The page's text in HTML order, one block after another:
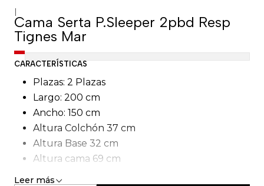
|
Cama Serta P.Sleeper 2pbd Resp
Tignes Mar
CARACTERÍSTICAS
Plazas: 2 Plazas
Largo: 200 cm
Ancho: 150 cm
Altura Colchón 37 cm
Altura Base 32 cm
Altura cama 69 cm
Tipo de Carcasa: Pocket smartcomfort
Leer más